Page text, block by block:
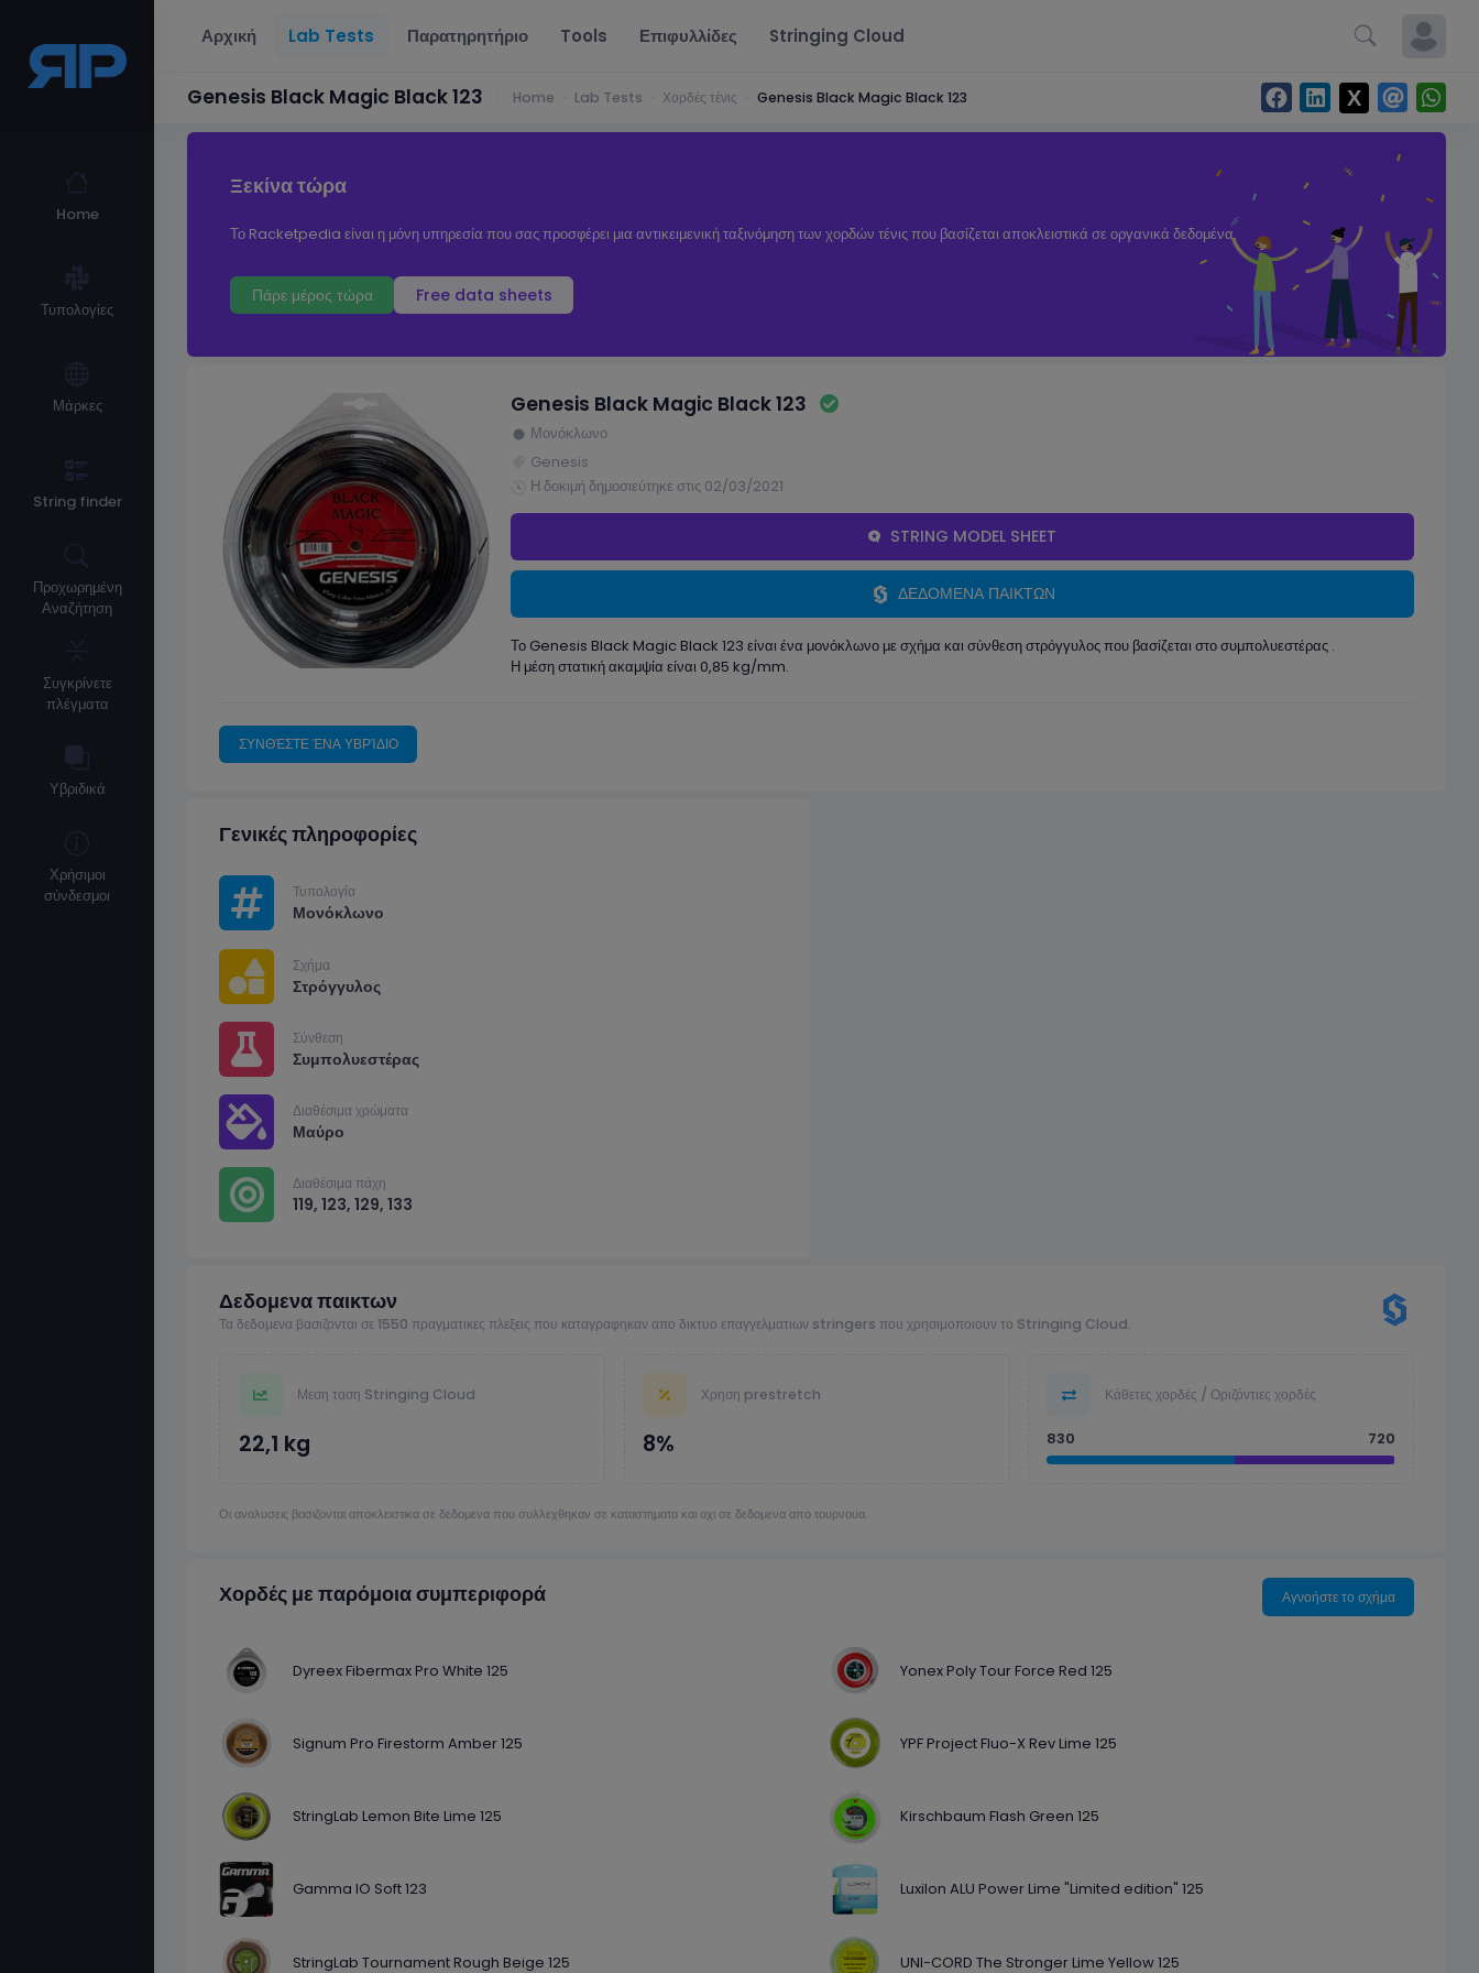
Home
Τυπολογίες
Μάρκες
String finder
Προχωρημένη
Αναζήτηση
Συγκρίνετε
πλέγματα
Υβριδικά
Χρήσιμοι
σύνδεσμοι
Αρχική Lab Tests Παρατηρητήριο Tools Επιφυλλίδες Stringing Cloud
Genesis Black Magic Black 123 Home Lab Tests Χορδές τένις Genesis Black Magic Black 123
Ξεκίνα τώρα
Το Racketpedia είναι η μόνη υπηρεσία που σας προσφέρει μια αντικειμενική ταξινόμηση των χορδών τένις που βασίζεται αποκλειστικά σε οργανικά δεδομένα.
Πάρε μέρος τώρα Free data sheets
Genesis Black Magic Black 123
Μονόκλωνο
Genesis
Η δοκιμή δημοσιεύτηκε στις 02/03/2021
STRING MODEL SHEET
ΔΕΔΟΜΕΝΑ ΠΑΙΚΤΩΝ
Το Genesis Black Magic Black 123 είναι ένα μονόκλωνο με σχήμα και σύνθεση στρόγγυλος που βασίζεται στο συμπολυεστέρας .
Η μέση στατική ακαμψία είναι 0,85 kg/mm.
ΣΥΝΘΈΣΤΕ ΈΝΑ ΥΒΡΊΔΙΟ
Γενικές πληροφορίες
Τυπολογία
Μονόκλωνο
Σχήμα
Στρόγγυλος
Σύνθεση
Συμπολυεστέρας
Διαθέσιμα χρώματα
Μαύρο
Διαθέσιμα πάχη
119, 123, 129, 133
Δεδομενα παικτων
Τα δεδομενα βασιζονται σε 1550 πραγματικες πλεξεις που καταγραφηκαν απο δικτυο επαγγελματιων stringers που χρησιμοποιουν το Stringing Cloud.
Μεση ταση Stringing Cloud
22,1 kg
Χρηση prestretch
8%
Κάθετες χορδές / Οριζόντιες χορδές
830 720
Οι αναλυσεις βασιζονται αποκλειστικα σε δεδομενα που συλλεχθηκαν σε καταστηματα και οχι σε δεδομενα απο τουρνουα.
Χορδές με παρόμοια συμπεριφορά Αγνοήστε το σχήμα
Dyreex Fibermax Pro White 125 Yonex Poly Tour Force Red 125
Signum Pro Firestorm Amber 125 YPF Project Fluo-X Rev Lime 125
StringLab Lemon Bite Lime 125 Kirschbaum Flash Green 125
Gamma IO Soft 123 Luxilon ALU Power Lime "Limited edition" 125
StringLab Tournament Rough Beige 125 UNI-CORD The Stronger Lime Yellow 125